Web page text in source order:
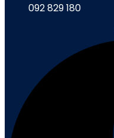
092 829 180